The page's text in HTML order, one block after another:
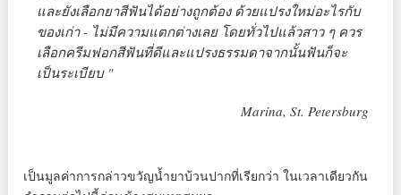
และยังเลือกยาสีฟันได้อย่างถูกต้อง ด้วยแปรงใหม่อะไรกับ
ของเก่า - ไม่มีความแตกต่างเลย โดยทั่วไปแล้วสาว ๆ ควร
เลือกครีมฟอกสีฟันที่ดีและแปรงธรรมดาจากนั้นฟันก็จะ
เป็นระเบียบ "
Marina, St. Petersburg
เป็นมูลค่าการกล่าวขวัญน้ำยาบ้วนปากที่เรียกว่า ในเวลาเดียวกัน